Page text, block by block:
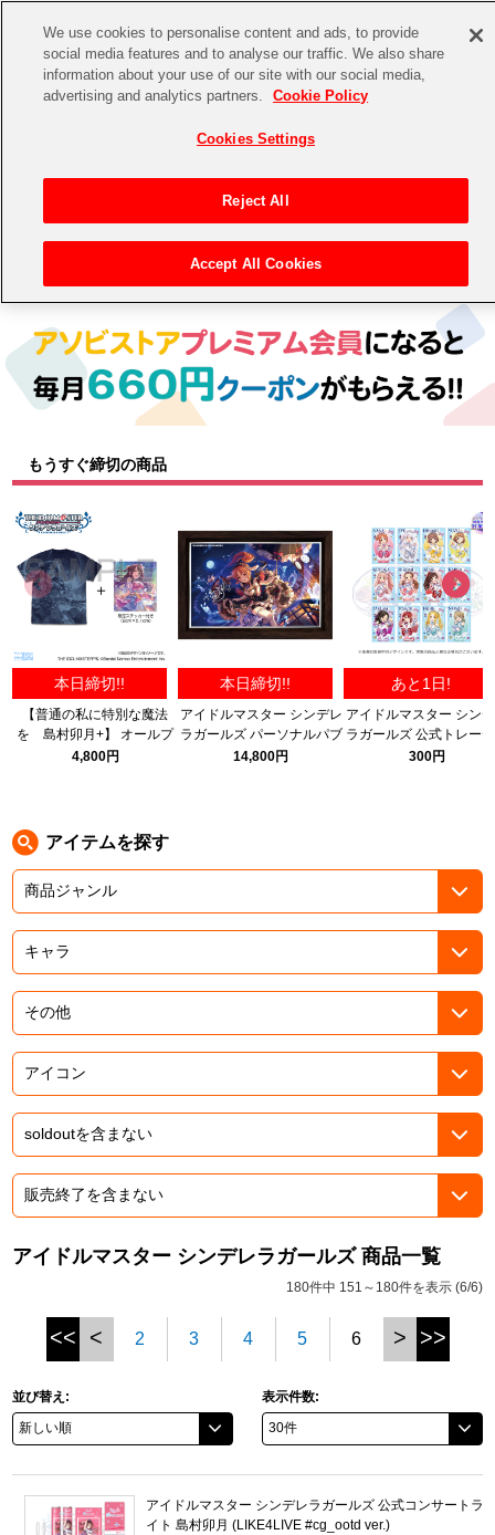
CHANNEL STORE EVENT
ゲーム 電子書籍
EVENT
ASOBI TICKET ASOBI STAGE
その他先行受付
プレミアム会員とは
アイドルマスターシリーズ
アイドルマスター
アイドルマスター ミリオンライブ！
アイドルマスター SideM
学園アイドルマスター
プロジェクトアイマス ヴイアライヴ
テイルズ オブ シリーズ
鉄拳
太鼓の達人
パックマン
ナムコクラシック
ガンダムシリーズ
ドラゴンボール
ラブライブ！
ラブライブ！サンシャイン‼
アイドリッシュセブン
モフモフパレード
イベントグッズ
トイ・ホビー
アイドルマスター シリーズ> アイドルマスター シンデレラガールズ
もうすぐ締切の商品
本日締切!!
【普通の私に特別な魔法
を 島村卯月+】 オールプ
リントTシャツ 限定セッ
4,800円
本日締切!!
アイドルマスター シンデレ
ラガールズ パーソナルパブ
ミラー 安部菜々 茶枠ver.
14,800円
あと1日!
アイドルマスター シン
ラガールズ 公式トレー
ングブロマイド D
300円
アイテムを探す
アイドルマスター シンデレラガールズ 商品一覧
180件中 151～180件を表示 (6/6)
<< < 2 3 4 5 6 > >>
並び替え: 表示件数:
アイドルマスター シンデレラガールズ 公式コンサートラ
イト 島村卯月 (LIKE4LIVE #cg_ootd ver.)
We use cookies to personalise content and ads, to provide
social media features and to analyse our traffic. We also share
information about your use of our site with our social media,
advertising and analytics partners.
Cookie Policy
Cookies Settings
Reject All
Accept All Cookies